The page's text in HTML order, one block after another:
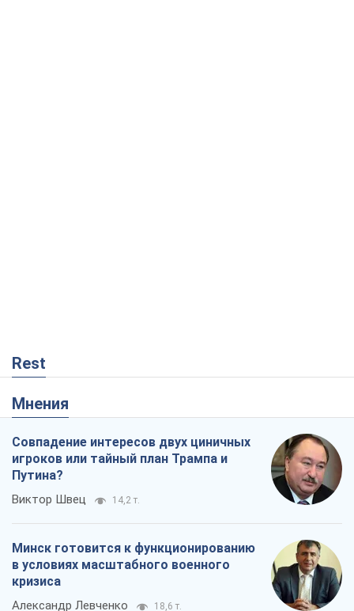
Rest
Мнения
Совпадение интересов двух циничных
игроков или тайный план Трампа и
Путина?
Виктор Швец 14,2 т.
Минск готовится к функционированию
в условиях масштабного военного
кризиса
Александр Левченко 18,6 т.